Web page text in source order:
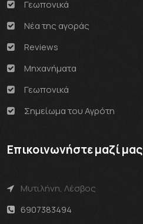
Γεωπονικά
Νέα της αγοράς
Reviews
Μηχανήματα
Γεωπονικά
Σημείωμα του Αγρότη
Επικοινωνήστε μαζί μας
Μυτιλήνη, Λέσβος
6907383494